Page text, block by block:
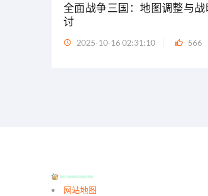
全面战争三国：地图调整与
讨
2025-10-16 02:31:10 566
网站地图